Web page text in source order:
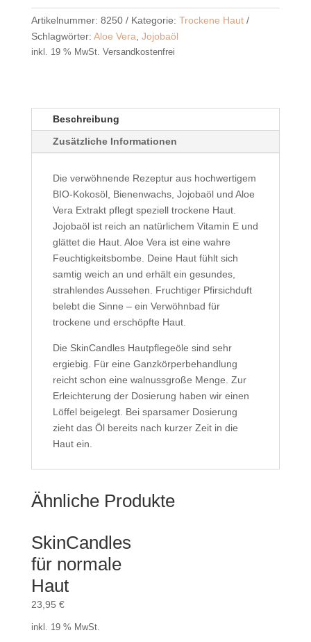
Artikelnummer: 8250 Kategorie: Trockene Haut
Schlagwörter: Aloe Vera Jojobaöl
inkl. 19 % MwSt. Versandkostenfrei
Beschreibung
Zusätzliche Informationen
Die verwöhnende Rezeptur aus hochwertigem
BIO-Kokosöl, Bienenwachs, Jojobaöl und Aloe
Vera Extrakt pflegt speziell trockene Haut.
Jojobaöl ist reich an natürlichem Vitamin E und
glättet die Haut. Aloe Vera ist eine wahre
Feuchtigkeitsbombe. Deine Haut fühlt sich
samtig weich an und erhält ein gesundes,
strahlendes Aussehen. Fruchtiger Pfirsichduft
belebt die Sinne – ein Verwöhnbad für
trockene und erschöpfte Haut.
Die SkinCandles Hautpflegeöle sind sehr
ergiebig. Für eine Ganzkörperbehandlung
reicht schon eine walnuss­große Menge. Zur
Erleichterung der Dosierung haben wir einen
Löffel beigelegt. Bei sparsamer Dosierung
zieht das Öl bereits nach kurzer Zeit in die
Haut ein.
Ähnliche Produkte
SkinCandles
für normale
Haut
23,95 €
inkl. 19 % MwSt.